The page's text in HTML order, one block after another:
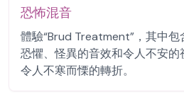
恐怖混音
體驗“Brud Treatment”，其中包
恐懼、怪異的音效和令人不安
令人不寒而慄的轉折。